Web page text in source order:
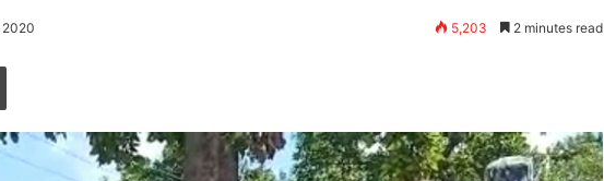
2020 5,203 2 minutes read
Print